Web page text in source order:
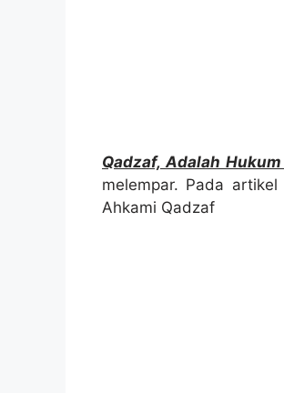
Qadzaf, Adalah
melempar. Pada artikel
Ahkami Qadzaf